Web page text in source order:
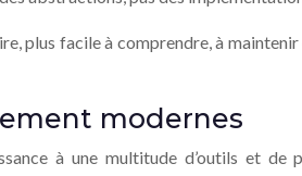
plus facile à comprendre, à
modernes
à une multitude d’outils et